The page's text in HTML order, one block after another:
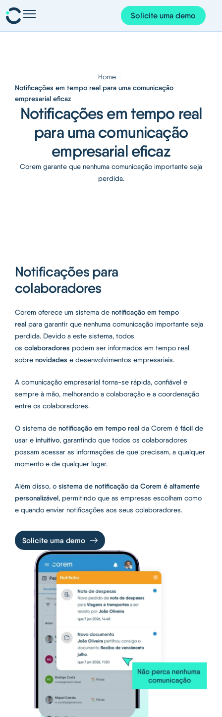
Corem AI
App Corem
Sobre nós
Blog
Solicite uma demo
Home
Notificações em tempo real para uma comunicação
empresarial eficaz
Notificações em tempo real
para uma comunicação
empresarial eficaz
Corem garante que nenhuma comunicação importante seja
perdida.
Notificações para
colaboradores
Corem oferece um sistema de notificação em tempo
real para garantir que nenhuma comunicação importante seja
perdida. Devido a este sistema, todos
os colaboradores podem ser informados em tempo real
sobre novidades e desenvolvimentos empresariais.
A comunicação empresarial torna-se rápida, confiável e
sempre à mão, melhorando a colaboração e a coordenação
entre os colaboradores.
O sistema de notificação em tempo real da Corem é fácil de
usar e intuitivo, garantindo que todos os colaboradores
possam acessar as informações de que precisam, a qualquer
momento e de qualquer lugar.
Além disso, o sistema de notificação da Corem é altamente
personalizável, permitindo que as empresas escolham como
e quando enviar notificações aos seus colaboradores.
Solicite uma demo